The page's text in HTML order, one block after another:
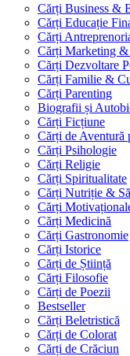
Cărți Business &
Cărți Educație
Cărți
Cărți Marketing
Cărți Dezvoltare
Cărți Familie &
Cărți Parenting
Biografii și
Cărți Ficțiune
Cărți de Aventură
Cărți Psihologie
Cărți Religie
Cărți Spiritualitate
Cărți Nutriție &
Cărți
Cărți Medicină
Cărți Gastronomie
Cărți Istorice
Cărți de Știință
Cărți Filosofie
Cărți de Poezii
Bestseller
Cărți Beletristică
Cărți de Colorat
Cărți de Crăciun